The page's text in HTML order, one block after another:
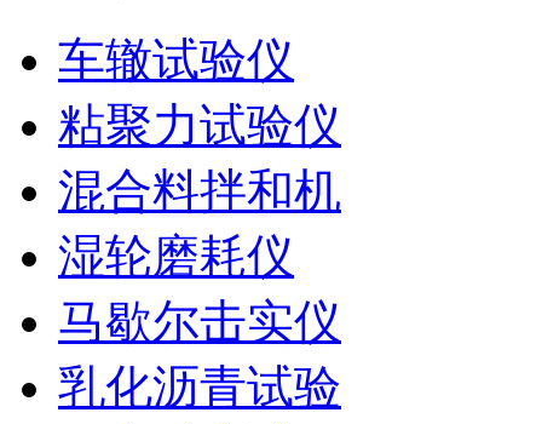
车辙试验仪
粘聚力试验仪
混合料拌和机
湿轮磨耗仪
马歇尔击实仪
乳化沥青试验